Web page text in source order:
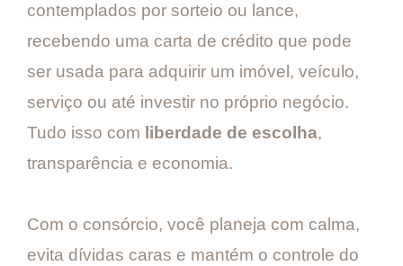
contemplados por sorteio ou lance,
recebendo uma carta de crédito que pode
ser usada para adquirir um imóvel, veículo,
serviço ou até investir no próprio negócio.
Tudo isso com liberdade de escolha,
transparência e economia.
Com o consórcio, você planeja com calma,
evita dívidas caras e mantém o controle do